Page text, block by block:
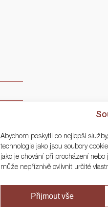
Abychom poskytli co nejlepší
technologie jako jsou soubory
jako je chování při procházení
může nepříznivě ovlivnit určité
Přijmout vše